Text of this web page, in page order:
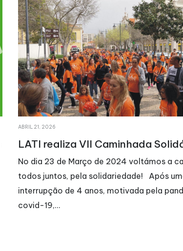
AGOSTO 29, 2025
A LATI está de parabéns!
No dia 22 de março de 2026, a LATI
seu 47º aniversário. Este foi um dia de
alegria e também de…